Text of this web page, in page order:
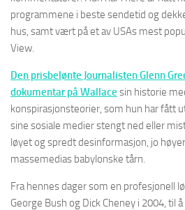
programmene i beste sendetid og
hus, samt vært på et av USAs mest
View.
Den prisbelønte Journalisten Glenn
dokumentar på Wallace sin historie
konspirasjonsteorier, som hun har fått
sine sosiale medier stengt ned eller
løyet og spredt desinformasjon, jo
massemedias babylonske tårn.
Fra hennes dager som en profesjonell
George Bush og Dick Cheney i 2004, til